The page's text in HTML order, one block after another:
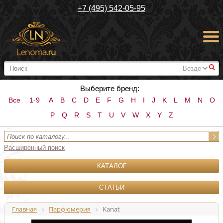
+7 (495) 542-05-95
#
Выберите бренд:
Все 1-9 A B C D E F G H I J K L M N
O
P
Q R S T U V W X Y Z
Расширенный поиск
КАТАЛОГ
СТАТЬИ
Главная Парфюмерия Kanat